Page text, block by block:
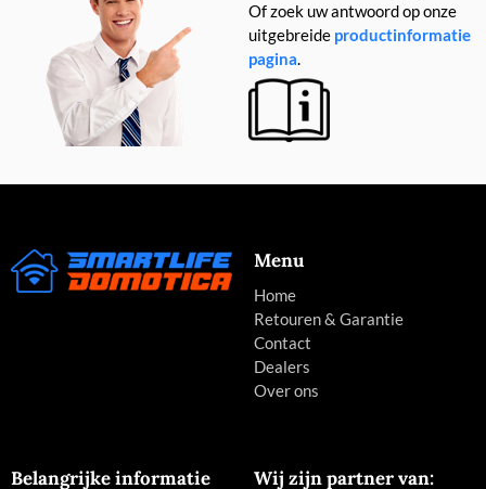
Of zoek uw antwoord op onze
uitgebreide productinformatie
pagina.
Menu
Home
Retouren & Garantie
Contact
Dealers
Over ons
Belangrijke informatie Wij zijn partner van: